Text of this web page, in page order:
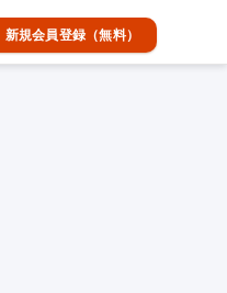
新規会員登録（無料）